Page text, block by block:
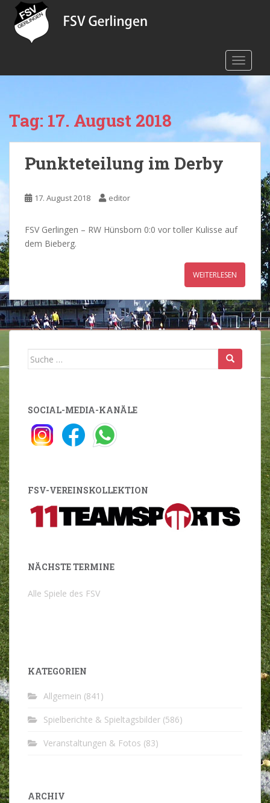
o
Tag: 17. August 2018
Punkteteilung im Derby
17. August 2018 editor
FSV Gerlingen – RW Hünsborn 0:0 vor toller Kulisse auf
dem Bieberg.
WEITERLESEN
Suche
SOCIAL-MEDIA-KANÄLE
FSV-VEREINSKOLLEKTION
NÄCHSTE TERMINE
Alle Spiele des FSV
KATEGORIEN
Allgemein (841)
Spielberichte & Spieltagsbilder (586)
Veranstaltungen & Fotos (83)
ARCHIV